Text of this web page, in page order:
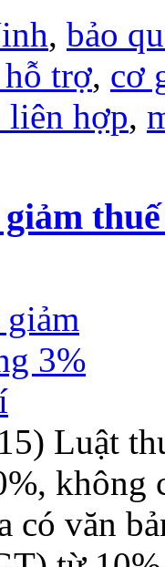
, bảo
hỗ trợ, cơ
liên hợp,
giảm
Luật
không
có văn